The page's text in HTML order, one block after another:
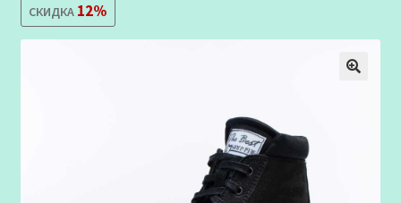
СКИДКА 12%